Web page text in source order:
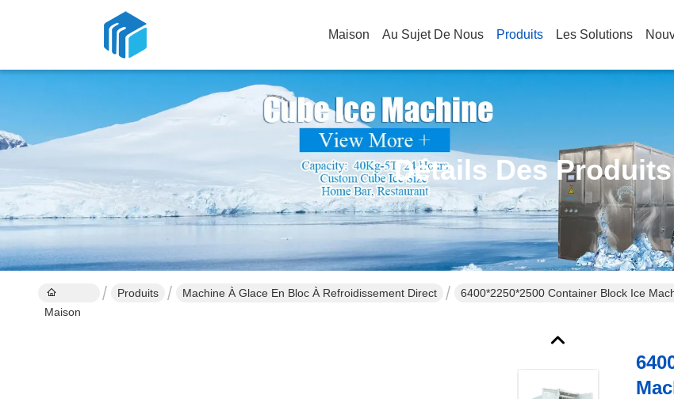
Maison Au Sujet De Nous Produits Les Solutions
Détails Des Produits
Maison
Produits Machine À Glace En Bloc À Refroidissement Direct
6400*2250*2500 Container Block Ice